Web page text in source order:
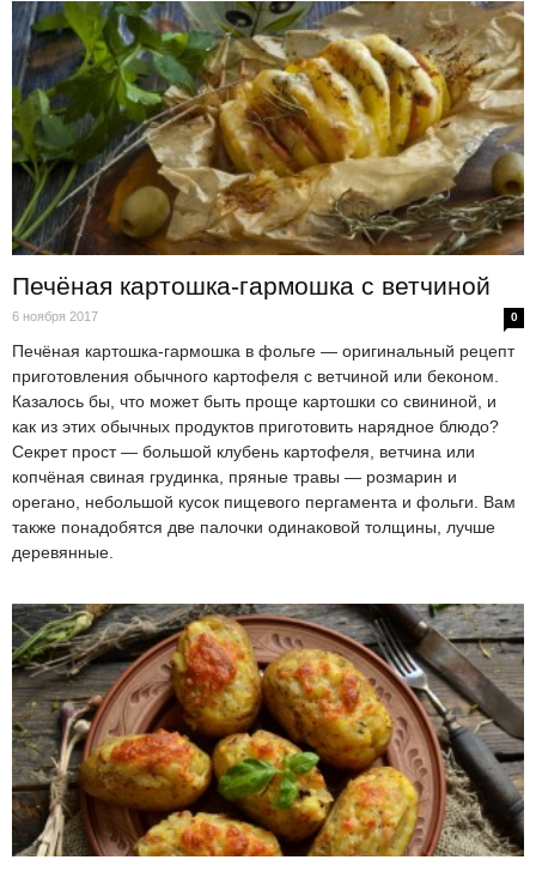
Печёная картошка-гармошка с ветчиной
6 ноября 2017 0
Печёная картошка-гармошка в фольге — оригинальный рецепт
приготовления обычного картофеля с ветчиной или беконом.
Казалось бы, что может быть проще картошки со свининой, и
как из этих обычных продуктов приготовить нарядное блюдо?
Секрет прост — большой клубень картофеля, ветчина или
копчёная свиная грудинка, пряные травы — розмарин и
орегано, небольшой кусок пищевого пергамента и фольги. Вам
также понадобятся две палочки одинаковой толщины, лучше
деревянные.